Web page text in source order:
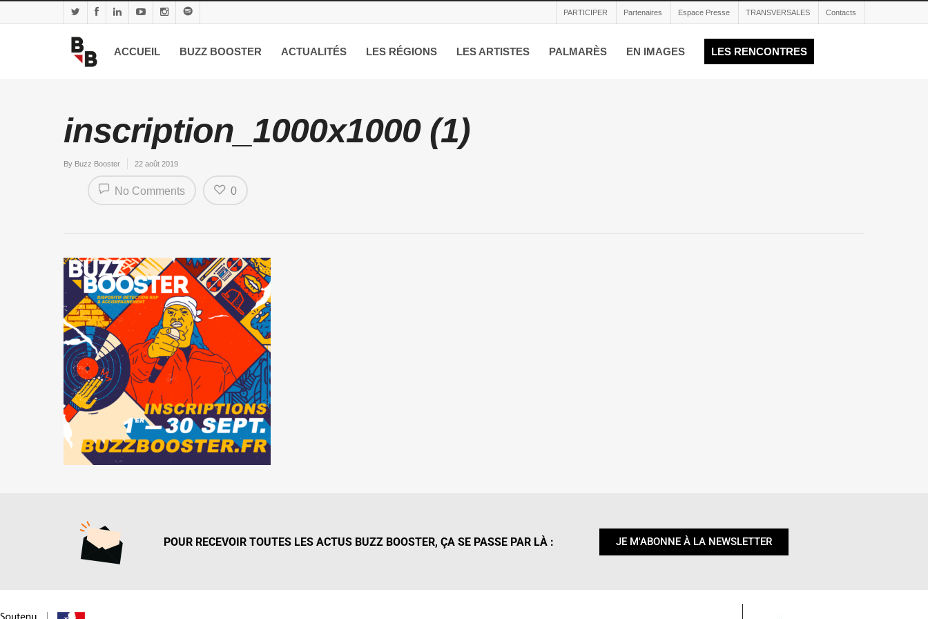
PARTICIPER Partenaires Espace Presse TRANSVERSALES Contacts
ACCUEIL BUZZ BOOSTER ACTUALITÉS LES RÉGIONS LES ARTISTES PALMARÈS EN IMAGES LES RENCONTRES
inscription_1000x1000 (1)
By Buzz Booster 22 août 2019
No Comments 0
POUR RECEVOIR TOUTES LES ACTUS BUZZ BOOSTER, ÇA SE PASSE PAR LÀ : JE M'ABONNE À LA NEWSLETTER